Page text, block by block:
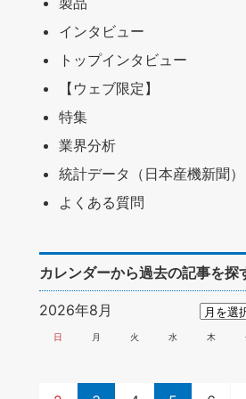
インタビュー
トップインタビュー
【ウェブ限定】
特集
業界分析
統計データ（日本産機新聞）
よくある質問
カレンダーから過去の記事を探
2026年8月
日 月 火 水 木